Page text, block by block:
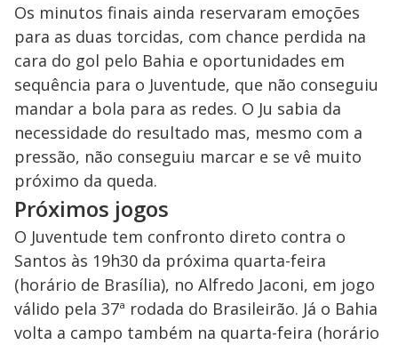
Os minutos finais ainda reservaram emoções
para as duas torcidas, com chance perdida na
cara do gol pelo Bahia e oportunidades em
sequência para o Juventude, que não conseguiu
mandar a bola para as redes. O Ju sabia da
necessidade do resultado mas, mesmo com a
pressão, não conseguiu marcar e se vê muito
próximo da queda.
Próximos jogos
O Juventude tem confronto direto contra o
Santos às 19h30 da próxima quarta-feira
(horário de Brasília), no Alfredo Jaconi, em jogo
válido pela 37ª rodada do Brasileirão. Já o Bahia
volta a campo também na quarta-feira (horário